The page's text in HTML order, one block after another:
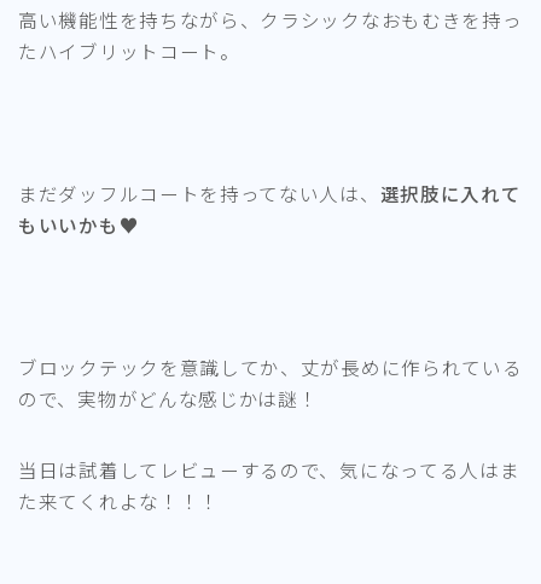
高い機能性を持ちながら、クラシックなおもむきを持っ
たハイブリットコート。
まだダッフルコートを持ってない人は、 選択肢に入れて
もいいかも♥
ブロックテックを意識してか、丈が長めに作られている
ので、実物がどんな感じかは謎！
当日は試着してレビューするので、気になってる人はま
た来てくれよな！！！